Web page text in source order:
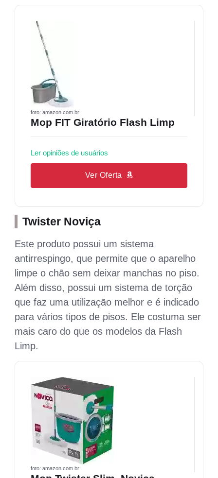
foto: amazon.com.br
Mop FIT Giratório Flash Limp
Ler opiniões de usuários
Ver Oferta
Twister Noviça
Este produto possui um sistema
antirrespingo, que permite que o aparelho
limpe o chão sem deixar manchas no piso.
Além disso, possui um sistema de torção
que faz uma utilização melhor e é indicado
para vários tipos de pisos. Ele costuma ser
mais caro do que os modelos da Flash
Limp.
foto: amazon.com.br